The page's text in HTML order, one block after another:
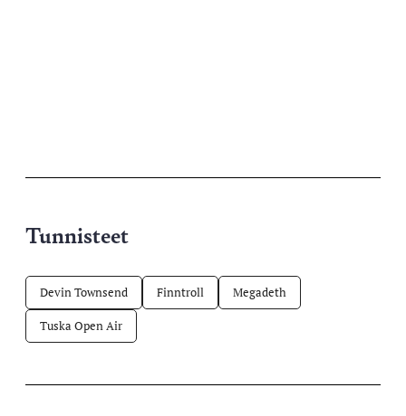
Tunnisteet
Devin Townsend Finntroll Megadeth
Tuska Open Air